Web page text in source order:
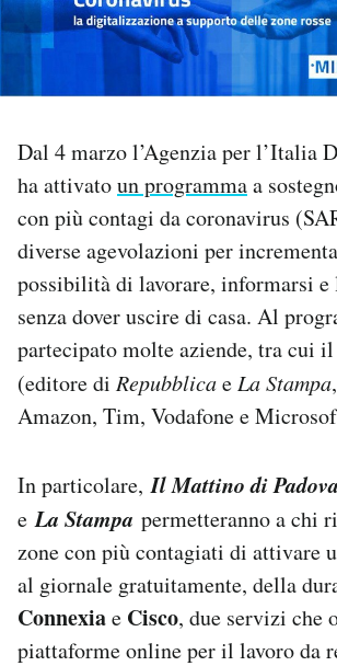
I MIEI PREFERITI
SHOP
AREA PERSONALE
Area Personale
Newsletter
Notifiche mobile
Regala il Post
Hai bisogno di aiuto?
Esci
Dal 4 marzo l’Agenzia per l’Italia
ha attivatoun programmaa
con più contagi da coronavirus
diverse agevolazioni per
possibilità di lavorare, informarsi
senza dover uscire di casa. Al
partecipato molte aziende, tra cui
(editore di Repubblicae La Stampa
Amazon, Tim, Vodafone e
In particolare,Il Mattino di Padova
eLa Stampa permetteranno a chi
zone con più contagiati di attivare
al giornale gratuitamente, della
Connexiae Cisco, due servizi che
piattaforme online per il lavoro da